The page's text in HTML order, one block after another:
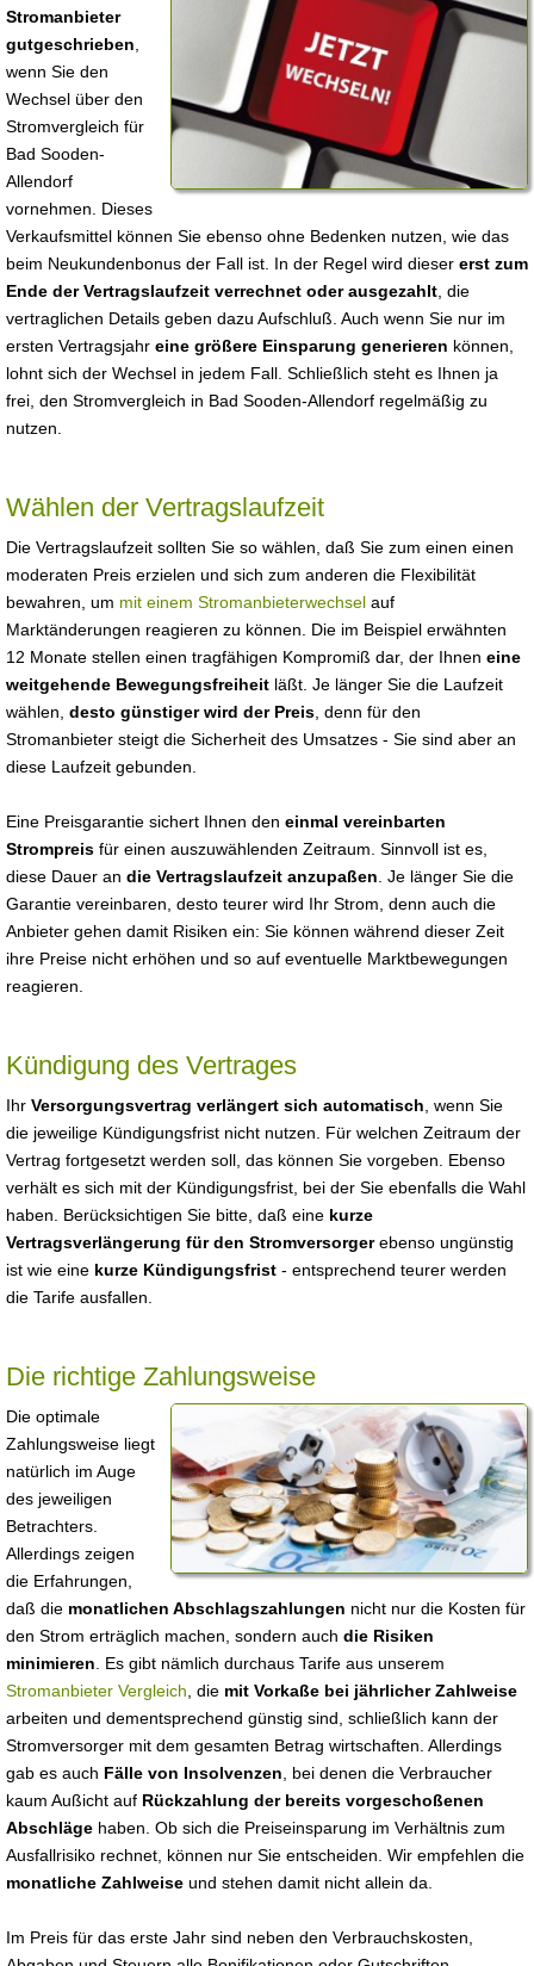
Stromanbieter
gutgeschrieben
wenn Sie den
Wechsel über den
Stromvergleich für
Bad Sooden-
Allendorf
vornehmen. Dieses
Verkaufsmittel können Sie ebenso ohne Bedenken nutzen, wie das
beim Neukundenbonus der Fall ist. In der Regel wird dieser erst zum
Ende der Vertragslaufzeit verrechnet oder ausgezahlt , die
vertraglichen Details geben dazu Aufschluß. Auch wenn Sie nur im
ersten Vertragsjahr eine größere Einsparung generieren können,
lohnt sich der Wechsel in jedem Fall. Schließlich steht es Ihnen ja
frei, den Stromvergleich in Bad Sooden-Allendorf regelmäßig zu
nutzen.
Wählen der Vertragslaufzeit
Die Vertragslaufzeit sollten Sie so wählen, daß Sie zum einen einen
moderaten Preis erzielen und sich zum anderen die Flexibilität
bewahren, um mit einem Stromanbieterwechsel auf
Marktänderungen reagieren zu können. Die im Beispiel erwähnten
12 Monate stellen einen tragfähigen Kompromiß dar, der Ihnen eine
weitgehende Bewegungsfreiheit läßt. Je länger Sie die Laufzeit
wählen, desto günstiger wird der Preis , denn für den
Stromanbieter steigt die Sicherheit des Umsatzes - Sie sind aber an
diese Laufzeit gebunden.
Eine Preisgarantie sichert Ihnen den einmal vereinbarten
Strompreis für einen auszuwählenden Zeitraum. Sinnvoll ist es,
diese Dauer an die Vertragslaufzeit anzupaßen . Je länger Sie die
Garantie vereinbaren, desto teurer wird Ihr Strom, denn auch die
Anbieter gehen damit Risiken ein: Sie können während dieser Zeit
ihre Preise nicht erhöhen und so auf eventuelle Marktbewegungen
reagieren.
Kündigung des Vertrages
Ihr Versorgungsvertrag verlängert sich automatisch , wenn Sie
die jeweilige Kündigungsfrist nicht nutzen. Für welchen Zeitraum der
Vertrag fortgesetzt werden soll, das können Sie vorgeben. Ebenso
verhält es sich mit der Kündigungsfrist, bei der Sie ebenfalls die Wahl
haben. Berücksichtigen Sie bitte, daß eine kurze
Vertragsverlängerung für den Stromversorgerebenso ungünstig
ist wie eine kurze Kündigungsfrist - entsprechend teurer werden
die Tarife ausfallen.
Die richtige Zahlungsweise
Die optimale
Zahlungsweise liegt
natürlich im Auge
des jeweiligen
Betrachters.
Allerdings zeigen
die Erfahrungen,
daß die monatlichen Abschlagszahlungen nicht nur die Kosten für
den Strom erträglich machen, sondern auch die Risiken
minimieren . Es gibt nämlich durchaus Tarife aus unserem
Stromanbieter Vergleich , die mit Vorkaße bei jährlicher Zahlweise
arbeiten und dementsprechend günstig sind, schließlich kann der
Stromversorger mit dem gesamten Betrag wirtschaften. Allerdings
gab es auch Fälle von Insolvenzen , bei denen die Verbraucher
kaum Außicht auf Rückzahlung der bereits vorgeschoßenen
Abschläge haben. Ob sich die Preiseinsparung im Verhältnis zum
Ausfallrisiko rechnet, können nur Sie entscheiden. Wir empfehlen die
monatliche Zahlweise und stehen damit nicht allein da.
Im Preis für das erste Jahr sind neben den Verbrauchskosten,